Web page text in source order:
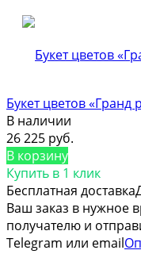
Букет цветов «Гранд
В наличии
26 225 руб.
В корзину
Купить в 1 клик
Бесплатная доставка
Ваш заказ в нужное
получателю и
Telegram или email